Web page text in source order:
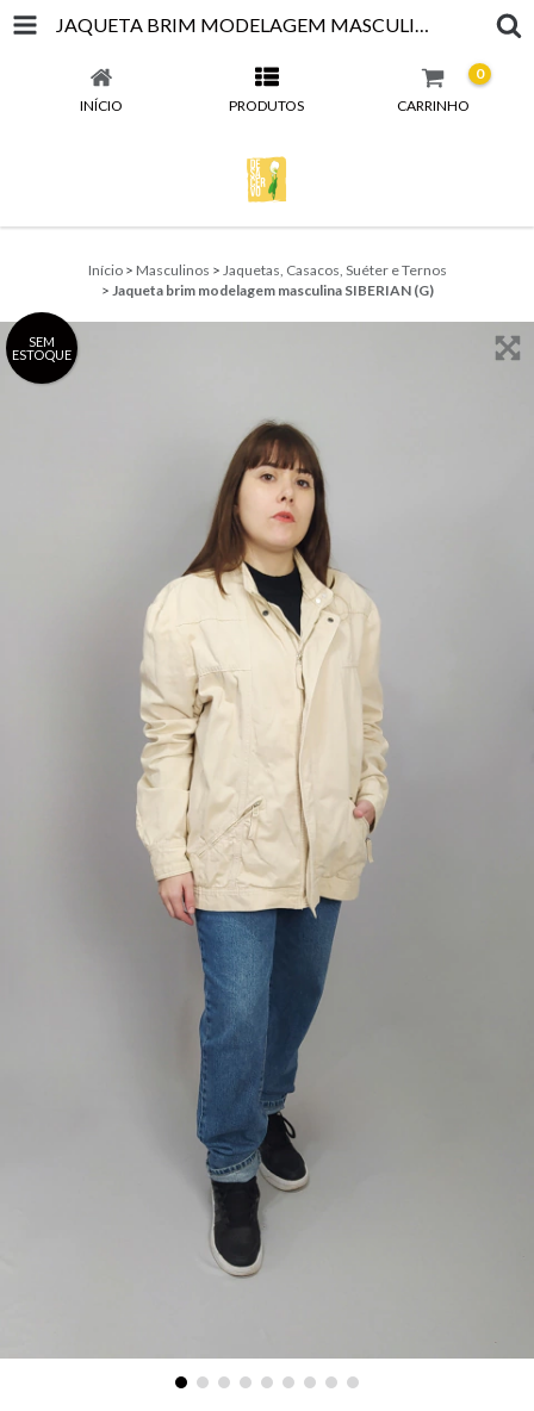
JAQUETA BRIM MODELAGEM MASCULINA SIBERIAN (G)
INÍCIO PRODUTOS CARRINHO
0
Início > Masculinos > Jaquetas, Casacos, Suéter e Ternos
> Jaqueta brim modelagem masculina SIBERIAN (G)
SEM
ESTOQUE